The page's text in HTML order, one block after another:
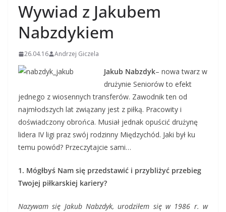
Wywiad z Jakubem
Nabzdykiem
26.04.16 Andrzej Giczela
Jakub Nabzdyk– nowa twarz w
drużynie Seniorów to efekt
jednego z wiosennych transferów. Zawodnik ten od
najmłodszych lat związany jest z piłką. Pracowity i
doświadczony obrońca. Musiał jednak opuścić drużynę
lidera IV ligi praz swój rodzinny Międzychód. Jaki był ku
temu powód? Przeczytajcie sami…
1. Mógłbyś Nam się przedstawić i przybliżyć przebieg
Twojej piłkarskiej kariery?
Nazywam się Jakub Nabzdyk, urodziłem się w 1986 r. w